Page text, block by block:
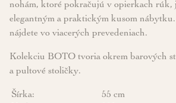
nohám, ktoré pokračujú v opierkach rúk,
elegantným a praktickým kusom
nájdete vo viacerých prevedeniach.
Kolekciu BOTO tvoria okrem barových
a pultové stoličky.
Šírka:
55 cm